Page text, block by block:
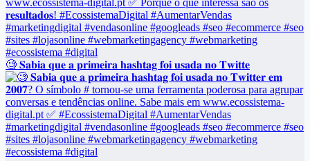
🧐 𝐒𝐚𝐛𝐢𝐚 𝐪𝐮𝐞 𝐚 𝐩𝐫𝐢𝐦𝐞𝐢𝐫𝐚 𝐡𝐚𝐬𝐡𝐭𝐚𝐠 𝐟𝐨𝐢 𝐮𝐬𝐚𝐝𝐚 𝐧𝐨 𝐓𝐰𝐢𝐭𝐭𝐞